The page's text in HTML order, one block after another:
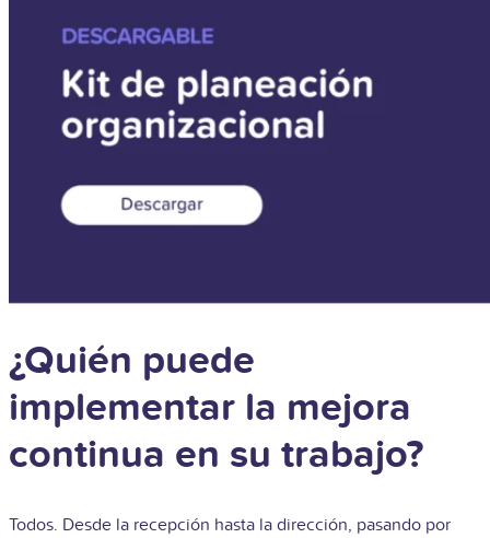
¿Quién puede
implementar la mejora
continua en su trabajo?
Todos. Desde la recepción hasta la dirección, pasando por